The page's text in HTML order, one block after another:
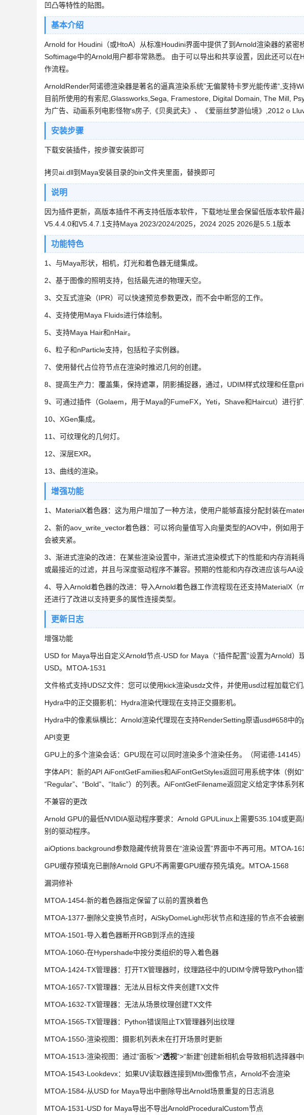
凹凸等特性的贴图。
基本介绍
Arnold for Houdini（或HtoA）从标准Houdini界面中提供了到Arnold渲染器的紧密
Softimage中的Arnold用户都非常熟悉。 由于可以导出和共享设置，因此还可以
作流程。
ArnoldRender阿诺德渲染器是著名的逼真渲染系统”无偏蒙特卡罗光能传递”,支持
目前所使用的有索尼,Glassworks,Sega, Framestore, Digital Domain, The Mill,
为广告、动画系列电影怪物′s房子,《贝奥武夫》、《爱丽丝梦游仙境》,2012 o
安装步骤
下载安装插件，按步骤安装即可
拷贝ai.dll到Maya安装目录的bin文件夹里面，替换即可
说明
因为插件更新，高版本插件不再支持低版本软件，下载地址里会保留低版本软件
V5.4.4.0和V5.4.7.1支持Maya 2023/2024/2025，2024 2025 2026是5.5.1版本
功能特色
1、与Maya形状，相机，灯光和着色器无缝集成。
2、基于图像的照明支持，包括最先进的物理天空。
3、交互式渲染（IPR）可以快速预览参数更改，而不会中断您的工作。
4、支持使用Maya Fluids进行体绘制。
5、支持Maya Hair和nHair。
6、粒子和nParticle支持，包括粒子实例器。
7、使用替代占位符节点在渲染时推迟几何的创建。
8、提高生产力：覆盖集，保持遮罩，阴影捕捉器，通过，UDIM样式纹理和任意
9、可通过插件（Golaem，用于Maya的FumeFX，Yeti，Shave和Haircut）进行扩
10、XGen集成。
11、可纹理化的几何灯。
12、深层EXR。
13、曲线的渲染。
增强功能
1、MaterialX着色器：这为用户增加了一种方法，使用户能够直接分配封装在
2、新的aov_write_vector着色器：可以将向量值写入向量类型的AOV中，例如用
会被夹紧。
3、渐进式渲染的改进：在某些渲染设置中，渐进式渲染模式下的性能和内存消耗
或最接近的过滤，并且与深度驱动程序不兼容。预期的性能和内存改进应该与AA
4、导入Arnold着色器的改进：导入Arnold着色器工作流程现在还支持MaterialX（
还进行了改进以支持更多的属性连接类型。
更新日志
增强功能
USD for Maya导出自定义Arnold节点-USD for Maya（“插件配置”设置为Arnold
USD。MTOA-1531
文件格式支持UDSZ文件：您可以使用kick渲染usdz文件，并使用usd过程加载它们
Hydra中的正交摄影机：Hydra渲染代理现在支持正交摄影机。
Hydra中的像素纵横比：Arnold渲染代理现在支持RenderSetting原语usd#658中
API变更
GPU上的多个渲染会话：GPU现在可以同时渲染多个渲染任务。（阿诺德-14145）
字体API：新的API AiFontGetFamilies和AiFontGetStyles返回可用系统字体（例如
“Regular”、“Bold”、“Italic”）的列表。AiFontGetFilename返回定义给定字体系列
不兼容的更改
Arnold GPU的最低NVIDIA驱动程序要求：Arnold GPULinux上需要535.104或更
别的驱动程序。
aiOptions.background参数隐藏传统背景在“渲染设置”界面中不再可用。MTOA-
GPU缓存预填充已删除Arnold GPU不再需要GPU缓存预先填充。MTOA-1568
漏洞修补
MTOA-1454-新的着色器指定保留了以前的置换着色
MTOA-1377-删除父变换节点时，AiSkyDomeLight形状节点和连接的节点不会被
MTOA-1501-导入着色器断开RGB到浮点的连接
MTOA-1060-在Hypershade中按分类组织的导入着色器
MTOA-1424-TX管理器：打开TX管理器时，纹理路径中的UDIM令牌导致Python
MTOA-1657-TX管理器：无法从目标文件夹创建TX文件
MTOA-1632-TX管理器：无法从场景纹理创建TX文件
MTOA-1565-TX管理器：Python错误阻止TX管理器列出纹理
MTOA-1550-渲染视图：摄影机列表未在打开场景时更新
MTOA-1513-渲染视图：通过“面板”>“透视”>“新建”创建新相机会导致相机选择器
MTOA-1543-Lookdevx：如果UV读取器连接到Mtlx图像节点，Arnold不会渲染
MTOA-1584-从USD for Maya导出中删除导出Arnold场景重复的日志消息
MTOA-1531-USD for Maya导出不导出ArnoldProceduralCustom节点